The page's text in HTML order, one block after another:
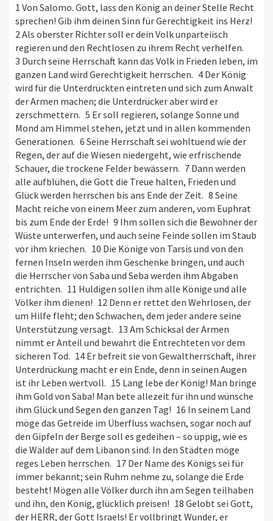
1 Von Salomo. Gott, lass den König an deiner Stelle Recht
sprechen! Gib ihm deinen Sinn für Gerechtigkeit ins Herz!
2 Als oberster Richter soll er dein Volk unparteiisch
regieren und den Rechtlosen zu ihrem Recht verhelfen.
3 Durch seine Herrschaft kann das Volk in Frieden leben, im
ganzen Land wird Gerechtigkeit herrschen. 4 Der König
wird für die Unterdrückten eintreten und sich zum Anwalt
der Armen machen; die Unterdrücker aber wird er
zerschmettern. 5 Er soll regieren, solange Sonne und
Mond am Himmel stehen, jetzt und in allen kommenden
Generationen. 6 Seine Herrschaft sei wohltuend wie der
Regen, der auf die Wiesen niedergeht, wie erfrischende
Schauer, die trockene Felder bewässern. 7 Dann werden
alle aufblühen, die Gott die Treue halten, Frieden und
Glück werden herrschen bis ans Ende der Zeit. 8 Seine
Macht reiche von einem Meer zum anderen, vom Euphrat
bis zum Ende der Erde! 9 Ihm sollen sich die Bewohner der
Wüste unterwerfen, und auch seine Feinde sollen im Staub
vor ihm kriechen. 10 Die Könige von Tarsis und von den
fernen Inseln werden ihm Geschenke bringen, und auch
die Herrscher von Saba und Seba werden ihm Abgaben
entrichten. 11 Huldigen sollen ihm alle Könige und alle
Völker ihm dienen! 12 Denn er rettet den Wehrlosen, der
um Hilfe fleht; den Schwachen, dem jeder andere seine
Unterstützung versagt. 13 Am Schicksal der Armen
nimmt er Anteil und bewahrt die Entrechteten vor dem
sicheren Tod. 14 Er befreit sie von Gewaltherrschaft, ihrer
Unterdrückung macht er ein Ende, denn in seinen Augen
ist ihr Leben wertvoll. 15 Lang lebe der König! Man bringe
ihm Gold von Saba! Man bete allezeit für ihn und wünsche
ihm Glück und Segen den ganzen Tag! 16 In seinem Land
möge das Getreide im Überfluss wachsen, sogar noch auf
den Gipfeln der Berge soll es gedeihen – so üppig, wie es
die Wälder auf dem Libanon sind. In den Städten möge
reges Leben herrschen. 17 Der Name des Königs sei für
immer bekannt; sein Ruhm nehme zu, solange die Erde
besteht! Mögen alle Völker durch ihn am Segen teilhaben
und ihn, den König, glücklich preisen! 18 Gelobt sei Gott,
der HERR, der Gott Israels! Er vollbringt Wunder, er